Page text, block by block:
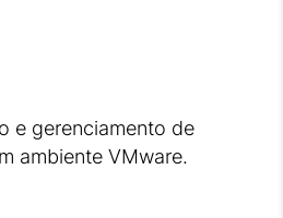
e gerenciamento de
ambiente VMware.